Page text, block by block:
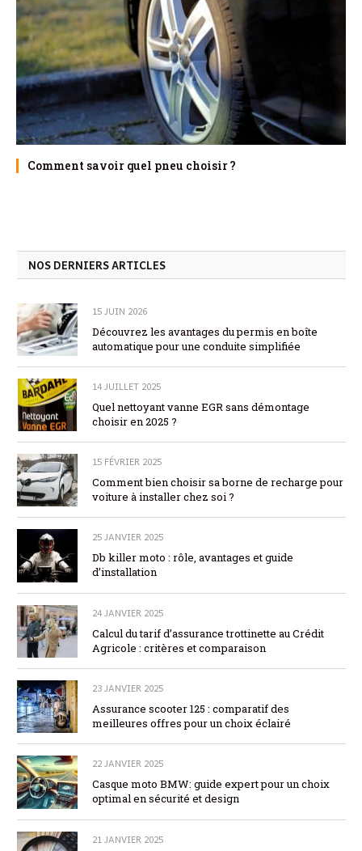
Comment savoir quel pneu choisir ?
NOS DERNIERS ARTICLES
15 JUIN 2026
Découvrez les avantages du permis en boîte
automatique pour une conduite simplifiée
14 JUILLET 2025
Quel nettoyant vanne EGR sans démontage
choisir en 2025 ?
15 FÉVRIER 2025
Comment bien choisir sa borne de recharge pour
voiture à installer chez soi ?
25 JANVIER 2025
Db killer moto : rôle, avantages et guide
d’installation
24 JANVIER 2025
Calcul du tarif d’assurance trottinette au Crédit
Agricole : critères et comparaison
23 JANVIER 2025
Assurance scooter 125 : comparatif des
meilleures offres pour un choix éclairé
22 JANVIER 2025
Casque moto BMW: guide expert pour un choix
optimal en sécurité et design
21 JANVIER 2025